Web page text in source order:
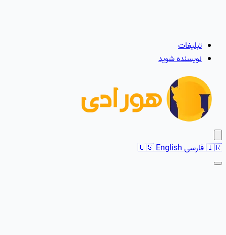
تبلیغات
نویسنده شوید
🇮🇷فارسی 🇺🇸English